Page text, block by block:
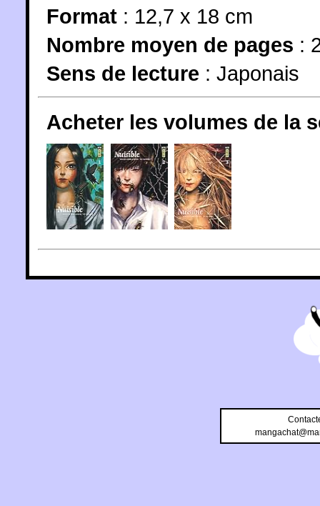
Format : 12,7 x 18 cm
Nombre moyen de pages :
Sens de lecture : Japonais
Acheter les volumes de la